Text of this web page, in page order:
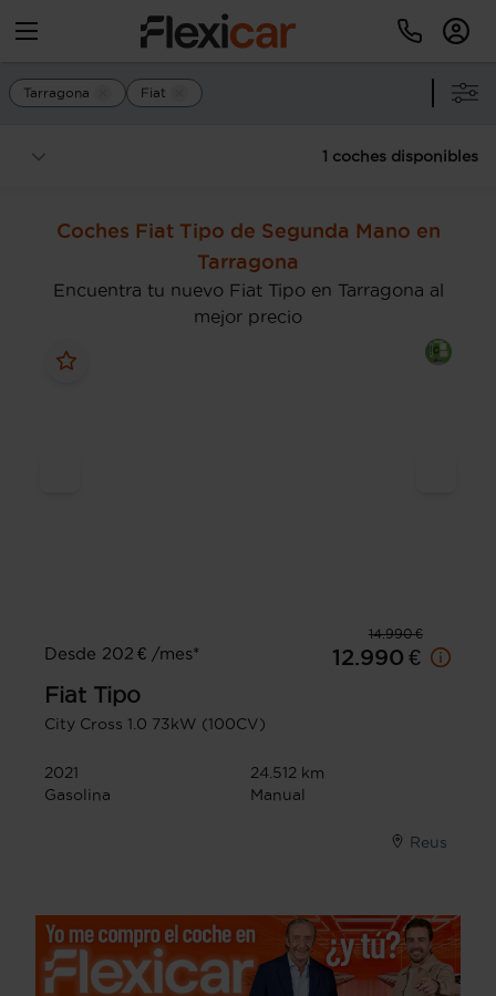
Tarragona Fiat
1 coches disponibles
Coches Fiat Tipo de Segunda Mano en
Tarragona
Encuentra tu nuevo Fiat Tipo en Tarragona al
mejor precio
14.990 €
Desde 202 € /mes*
12.990 €
Fiat Tipo
City Cross 1.0 73kW (100CV)
2021
24.512 km
Gasolina
Manual
Reus